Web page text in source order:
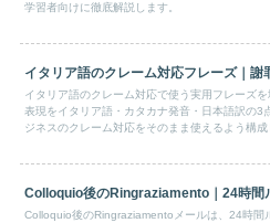
学習者向けに徹底解説します。
イタリア語のクレーム対応フレーズ｜謝
イタリア語のクレーム対応で使う実用フレーズ
表現をイタリア語・カタカナ発音・日本語訳の3
ジネスのクレーム対応をそのまま使えるよう構成
Colloquio後のRingraziamento｜24時間
Colloquio後のRingraziamentoメールは、24時間